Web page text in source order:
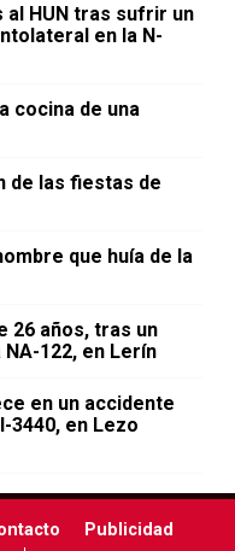
al HUN tras sufrir un
en la N-
cocina de una
de las fiestas de
que huía de la
26 años, tras un
122, en Lerín
en un accidente
3440, en Lezo
Publicidad